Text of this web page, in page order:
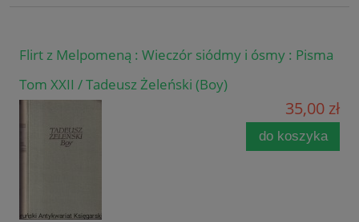
Flirt z Melpomeną : Wieczór siódmy i ósmy : Pisma
Tom XXII / Tadeusz Żeleński (Boy)
35,00 zł
do koszyka